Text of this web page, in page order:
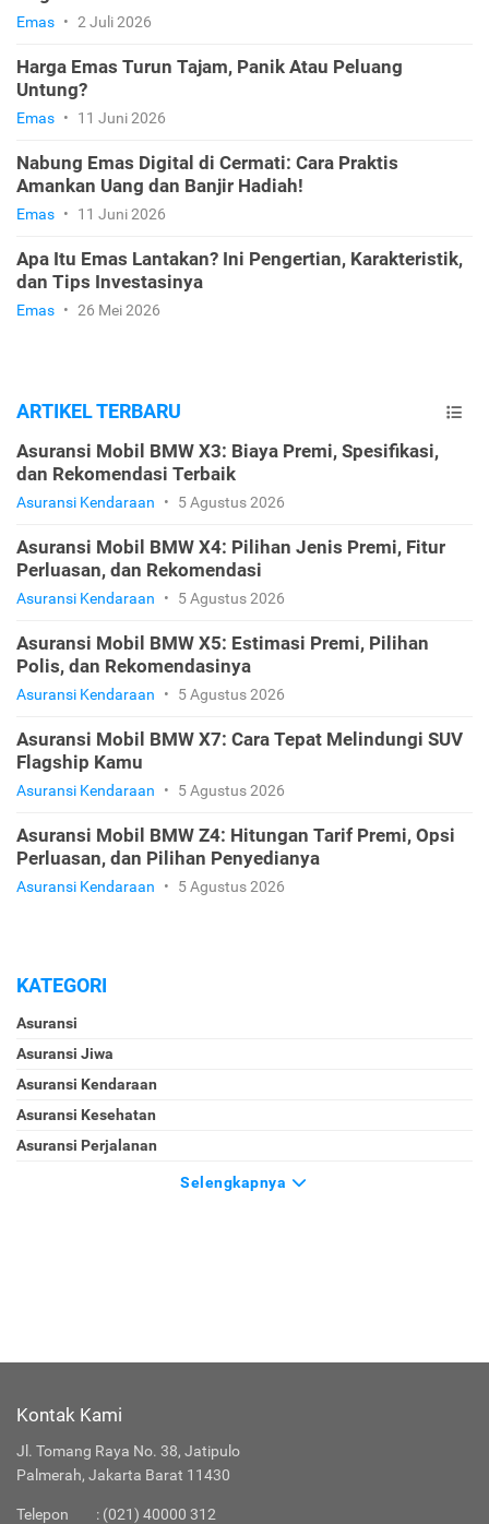
Emas • 2 Juli 2026
Harga Emas Turun Tajam, Panik Atau Peluang
Untung?
Emas • 11 Juni 2026
Nabung Emas Digital di Cermati: Cara Praktis
Amankan Uang dan Banjir Hadiah!
Emas • 11 Juni 2026
Apa Itu Emas Lantakan? Ini Pengertian, Karakteristik,
dan Tips Investasinya
Emas • 26 Mei 2026
ARTIKEL TERBARU
Asuransi Mobil BMW X3: Biaya Premi, Spesifikasi,
dan Rekomendasi Terbaik
Asuransi Kendaraan • 5 Agustus 2026
Asuransi Mobil BMW X4: Pilihan Jenis Premi, Fitur
Perluasan, dan Rekomendasi
Asuransi Kendaraan • 5 Agustus 2026
Asuransi Mobil BMW X5: Estimasi Premi, Pilihan
Polis, dan Rekomendasinya
Asuransi Kendaraan • 5 Agustus 2026
Asuransi Mobil BMW X7: Cara Tepat Melindungi SUV
Flagship Kamu
Asuransi Kendaraan • 5 Agustus 2026
Asuransi Mobil BMW Z4: Hitungan Tarif Premi, Opsi
Perluasan, dan Pilihan Penyedianya
Asuransi Kendaraan • 5 Agustus 2026
KATEGORI
Asuransi
Asuransi Jiwa
Asuransi Kendaraan
Asuransi Kesehatan
Asuransi Perjalanan
Selengkapnya
Kontak Kami
Jl. Tomang Raya No. 38, Jatipulo
Palmerah, Jakarta Barat 11430
Telepon : (021) 40000 312